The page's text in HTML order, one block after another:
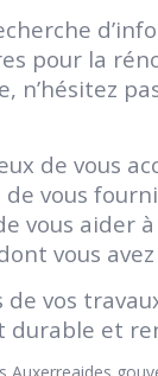
pour la
n’hésitez
de vous
vous
vous aider
vous
de vos
durable et